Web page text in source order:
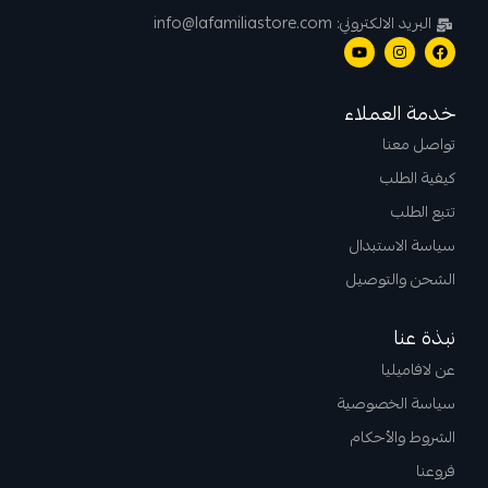
البريد الالكتروني: info@lafamiliastore.com
خدمة العملاء
تواصل معنا
كيفية الطلب
تتبع الطلب
سياسة الاستبدال
الشحن والتوصيل
نبذة عنا
عن لافاميليا
سياسة الخصوصية
الشروط والأحكام
فروعنا